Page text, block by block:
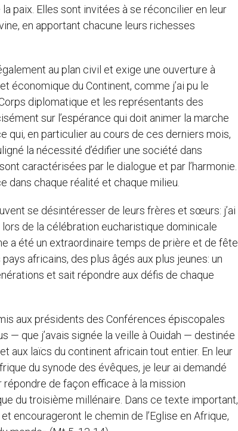
paix. Elles sont invitées à se réconcilier en leur
en apportant chacune leurs richesses
au plan civil et exige une ouverture à
économique du Continent, comme j’ai pu le
diplomatique et les représentants des
sur l’espérance qui doit animer la marche
qui, en particulier au cours de ces derniers mois,
la nécessité d’édifier une société dans
caractérisées par le dialogue et par l’harmonie.
dans chaque réalité et chaque milieu.
se désintéresser de leurs frères et sœurs: j’ai
de la célébration eucharistique dominicale
a été un extraordinaire temps de prière et de fête
africains, des plus âgés aux plus jeunes: un
et sait répondre aux défis de chaque
aux présidents des Conférences épiscopales
— que j’avais signée la veille à Ouidah — destinée
aux laïcs du continent africain tout entier. En leur
du synode des évêques, je leur ai demandé
de façon efficace à la mission
du troisième millénaire. Dans ce texte important,
encourageront le chemin de l’Eglise en Afrique,